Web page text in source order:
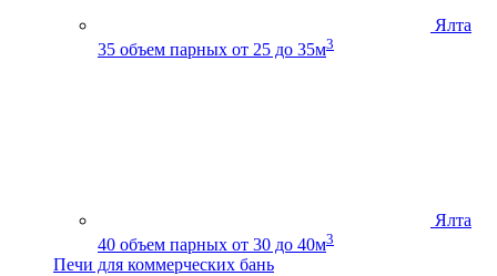
Ялта
35 объем парных от 25 до 35м3
Ялта
40 объем парных от 30 до 40м3
Печи для коммерческих бань